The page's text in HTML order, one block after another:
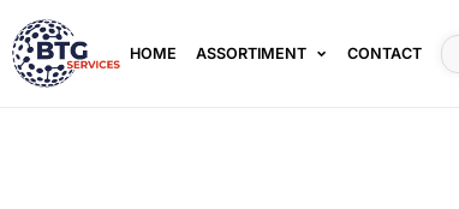
HOME ASSORTIMENT CONTACT